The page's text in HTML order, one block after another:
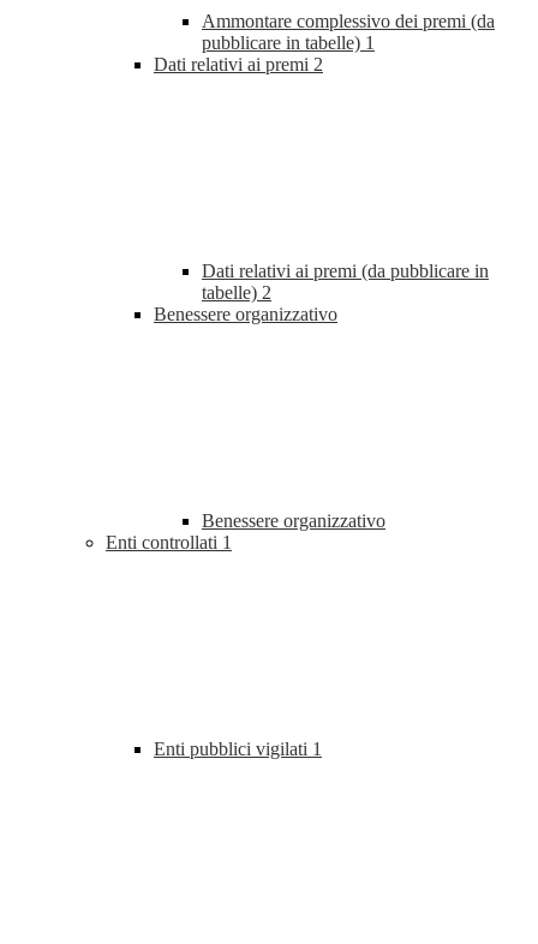
Ammontare complessivo dei premi (da
pubblicare in tabelle) 1
Dati relativi ai premi 2
Dati relativi ai premi (da pubblicare in
tabelle) 2
Benessere organizzativo
Benessere organizzativo
Enti controllati 1
Enti pubblici vigilati 1